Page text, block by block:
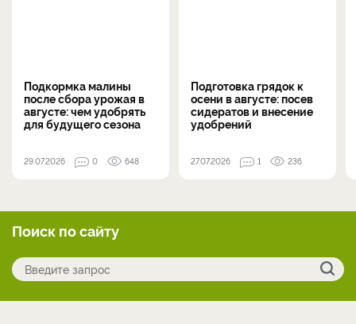
Подкормка малины
после сбора урожая в
августе: чем удобрять
для будущего сезона
29.07.2026 0 648
Подготовка грядок к
осени в августе: посев
сидератов и внесение
удобрений
27.07.2026 1 236
Поиск по сайту